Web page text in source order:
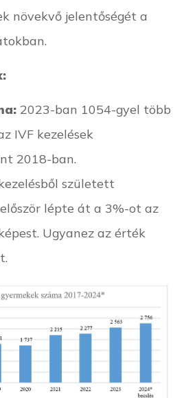
növekvő jelentőségét a
2023-ban 1054-gyel több
IVF kezelések
2018-ban.
született
lépte át a 3%-ot az
Ugyanez az érték